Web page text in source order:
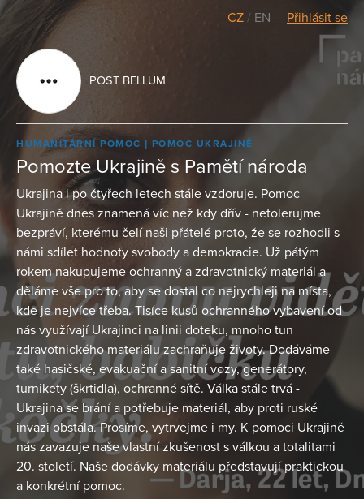
CZ / EN Přihlásit se
POST BELLUM
HUMANITÁRNÍ POMOC POMOC UKRAJINĚ
Pomozte Ukrajině s Pamětí národa
Ukrajina i po čtyřech letech stále vzdoruje. Pomoc
Ukrajině dnes znamená víc než kdy dřív - netolerujme
bezpráví, kterému čelí naši přátelé proto, že se rozhodli s
námi sdílet hodnoty svobody a demokracie. Už pátým
rokem nakupujeme ochranný a zdravotnický materiál a
děláme vše pro to, aby se dostal co nejrychleji na místa,
kde je nejvíce třeba. Tisíce kusů ochranného vybavení od
nás využívají Ukrajinci na linii doteku, mnoho tun
zdravotnického materiálu zachraňuje životy. Dodáváme
také hasičské, evakuační a sanitní vozy, generátory,
turnikety (škrtidla), ochranné sítě. Válka stále trvá -
Ukrajina se brání a potřebuje materiál, aby proti ruské
invazi obstála. Prosíme, vytrvejme i my. K pomoci Ukrajině
nás zavazuje naše vlastní zkušenost s válkou a totalitami
20. století. Naše dodávky materiálu představují praktickou
a konkrétní pomoc.